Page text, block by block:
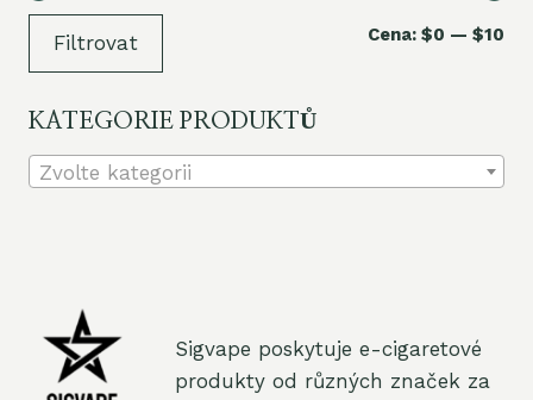
Filtrovat Cena: $0 — $10
KATEGORIE PRODUKTŮ
Zvolte kategorii
Sigvape poskytuje e-cigaretové
produkty od různých značek za